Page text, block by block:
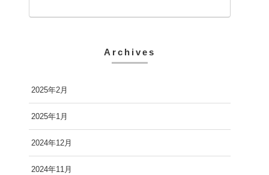
Archives
2025年2月
2025年1月
2024年12月
2024年11月